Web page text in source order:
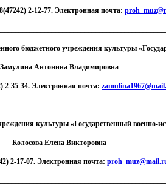
2-12-77. Электронная почта:
бюджетного учреждения культуры
Замулина Антонина Владимировна
2-35-34. Электронная почта:
культуры «Государственный военно-
Колосова Елена Викторовна
2-17-07. Электронная почта: